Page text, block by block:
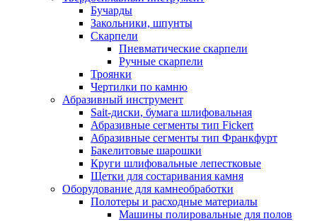
Бучарды
Закольники, шпунты
Скарпели
Пневматические скарпели
Ручные скарпели
Троянки
Чертилки по камню
Абразивный инструмент
Sait-диски, бумага шлифовальная
Абразивные сегменты тип Fickert
Абразивные сегменты тип Франкфурт
Бакелитовые шарошки
Круги шлифовальные лепестковые
Щетки для состаривания камня
Оборудование для камнеобработки
Полотеры и расходные материалы
Машины полировальные для полов